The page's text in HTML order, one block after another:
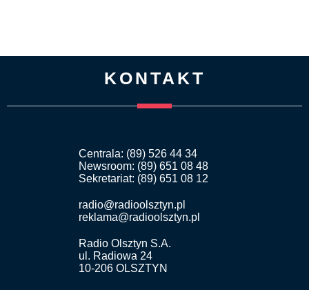
KONTAKT
Centrala: (89) 526 44 34
Newsroom: (89) 651 08 48
Sekretariat: (89) 651 08 12
radio@radioolsztyn.pl
reklama@radioolsztyn.pl
Radio Olsztyn S.A.
ul. Radiowa 24
10-206 OLSZTYN